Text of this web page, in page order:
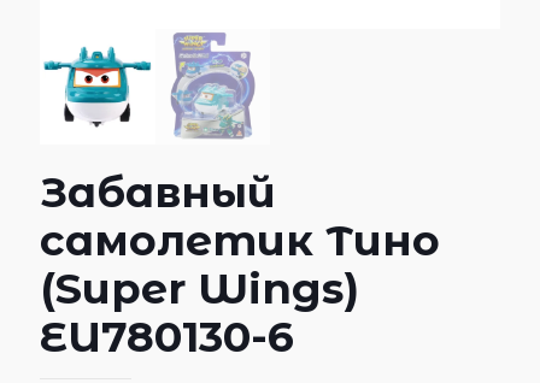
Забавный
самолетик Тино
(Super Wings)
EU780130-6